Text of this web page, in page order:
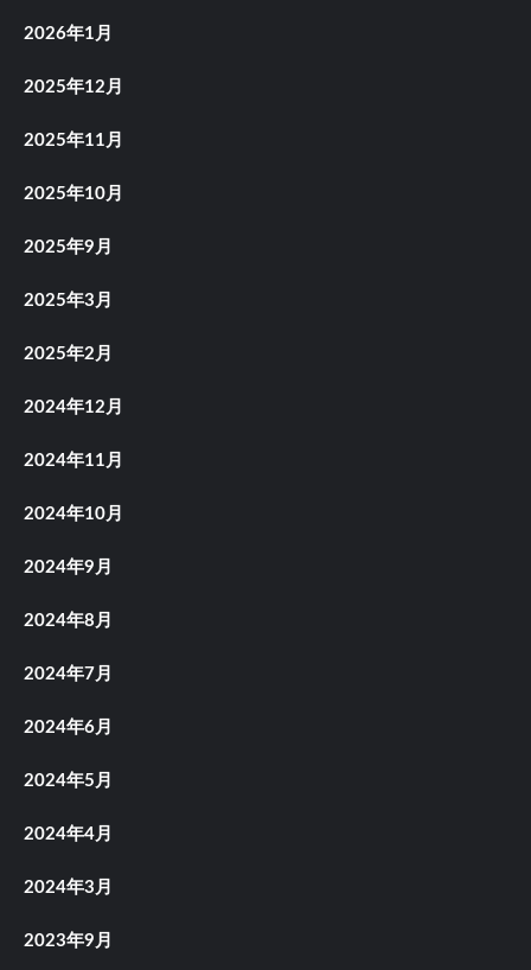
2026年1月
2025年12月
2025年11月
2025年10月
2025年9月
2025年3月
2025年2月
2024年12月
2024年11月
2024年10月
2024年9月
2024年8月
2024年7月
2024年6月
2024年5月
2024年4月
2024年3月
2023年9月